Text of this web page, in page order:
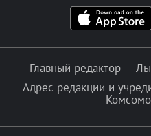
Главный редактор —
Адрес редакции и